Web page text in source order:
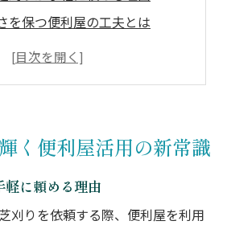
を保つ便利屋の工夫とは
ら実現できる細やかな対応
岡市の便利屋芝刈り術
刈りが時短に役立つ秘訣
ばれる便利屋の作業工程
刈りで手間を最小限に抑える
く便利屋活用の新常識
に頼める理由
刈りを依頼する際、便利屋を利用